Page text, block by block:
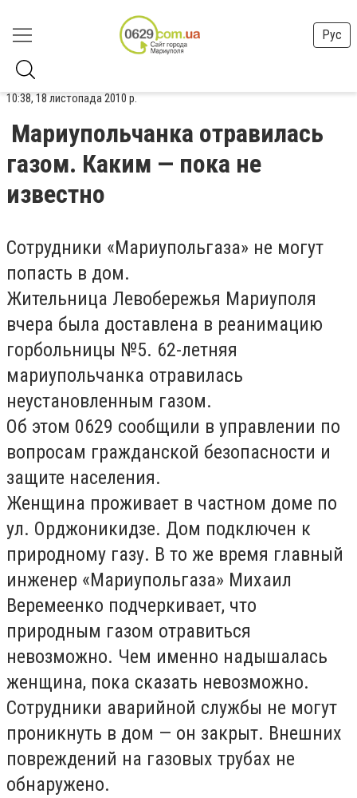
Рус
10:38, 18 листопада 2010 р.
Мариупольчанка отравилась
газом. Каким — пока не
известно
Сотрудники «Мариупольгаза» не могут
попасть в дом.
Жительница Левобережья Мариуполя
вчера была доставлена в реанимацию
горбольницы №5. 62-летняя
мариупольчанка отравилась
неустановленным газом.
Об этом 0629 сообщили в управлении по
вопросам гражданской безопасности и
защите населения.
Женщина проживает в частном доме по
ул. Орджоникидзе. Дом подключен к
природному газу. В то же время главный
инженер «Мариупольгаза» Михаил
Веремеенко подчеркивает, что
природным газом отравиться
невозможно. Чем именно надышалась
женщина, пока сказать невозможно.
Сотрудники аварийной службы не могут
проникнуть в дом — он закрыт. Внешних
повреждений на газовых трубах не
обнаружено.